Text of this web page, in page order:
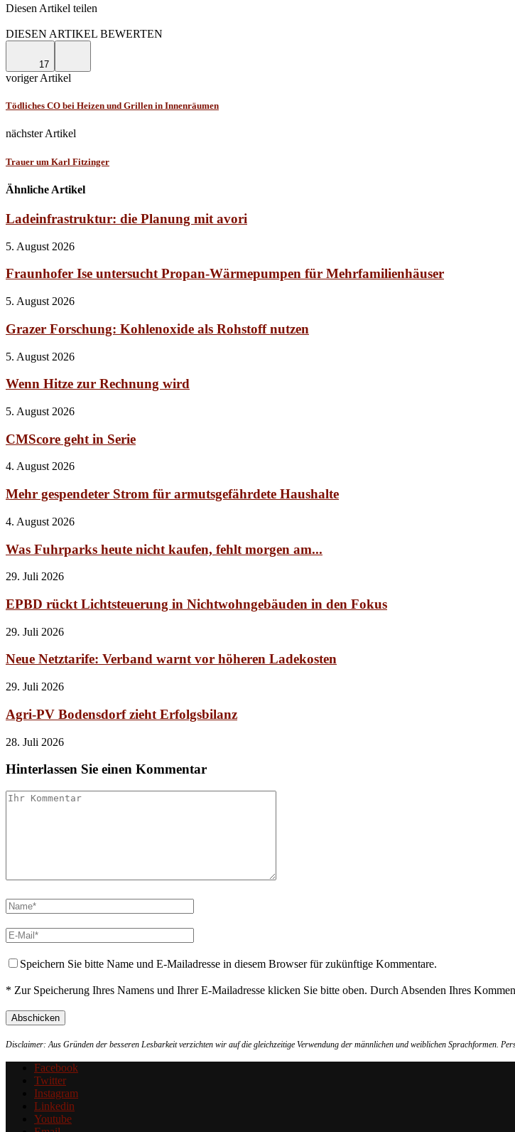
Diesen Artikel teilen
DIESEN ARTIKEL BEWERTEN
17
voriger Artikel
Tödliches CO bei Heizen und Grillen in Innenräumen
nächster Artikel
Trauer um Karl Fitzinger
Ähnliche Artikel
Ladeinfrastruktur: die Planung mit avori
5. August 2026
Fraunhofer Ise untersucht Propan-Wärmepumpen für Mehrfamilienhäuser
5. August 2026
Grazer Forschung: Kohlenoxide als Rohstoff nutzen
5. August 2026
Wenn Hitze zur Rechnung wird
5. August 2026
CMScore geht in Serie
4. August 2026
Mehr gespendeter Strom für armutsgefährdete Haushalte
4. August 2026
Was Fuhrparks heute nicht kaufen, fehlt morgen am...
29. Juli 2026
EPBD rückt Lichtsteuerung in Nichtwohngebäuden in den Fokus
29. Juli 2026
Neue Netztarife: Verband warnt vor höheren Ladekosten
29. Juli 2026
Agri-PV Bodensdorf zieht Erfolgsbilanz
28. Juli 2026
Hinterlassen Sie einen Kommentar
Speichern Sie bitte Name und E-Mailadresse in diesem Browser für zukünftige Kommentare.
* Zur Speicherung Ihres Namens und Ihrer E-Mailadresse klicken Sie bitte oben. Durch Absenden Ihres
Disclaimer: Aus Gründen der besseren Lesbarkeit verzichten wir auf die gleichzeitige Verwendung der männlichen und weiblichen Sprachformen.
Facebook
Twitter
Instagram
Linkedin
Youtube